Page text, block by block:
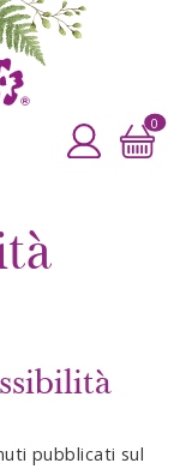
Accedi0
pubblicati sul